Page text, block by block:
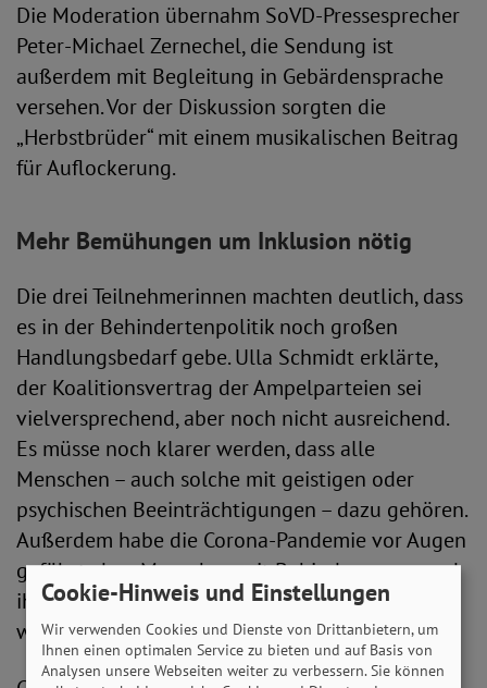
Die Moderation übernahm SoVD-Pressesprecher
Peter-Michael Zernechel, die Sendung ist
außerdem mit Begleitung in Gebärdensprache
versehen. Vor der Diskussion sorgten die
„Herbstbrüder“ mit einem musikalischen Beitrag
für Auflockerung.
Mehr Bemühungen um Inklusion nötig
Die drei Teilnehmerinnen machten deutlich, dass
es in der Behindertenpolitik noch großen
Handlungsbedarf gebe. Ulla Schmidt erklärte,
der Koalitionsvertrag der Ampelparteien sei
vielversprechend, aber noch nicht ausreichend.
Es müsse noch klarer werden, dass alle
Menschen – auch solche mit geistigen oder
psychischen Beeinträchtigungen – dazu gehören.
Außerdem habe die Corona-Pandemie vor Augen
geführt, dass Menschen mit Behinderungen und
ihre Anliegen immer noch leicht übergangen
werden.
Cookie-Hinweis und Einstellungen
Wir verwenden Cookies und Dienste von Drittanbietern, um
Ihnen einen optimalen Service zu bieten und auf Basis von
Analysen unsere Webseiten weiter zu verbessern. Sie können